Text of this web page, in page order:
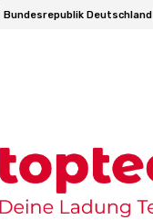
Bundesrepublik Deutschland